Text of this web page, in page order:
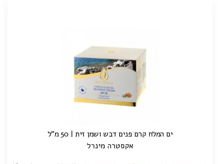
ים המלח קרם פנים דבש ושמן זית | 50 מ"ל
אקסטרה מינרל